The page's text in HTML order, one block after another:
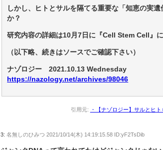
しかし、ヒトとサルを隔てる重要な「知恵の実
か？
研究内容の詳細は10月7日に『Cell Stem Cell』に
（以下略、続きはソースでご確認下さい）
ナゾロジー 2021.10.13 Wednesday
https://nazology.net/archives/98046
引用元: ・【ナゾロジー】サルとヒ
3:名無しのひみつ 2021/10/14(木) 14:19:15.58 ID:yF2TsDib